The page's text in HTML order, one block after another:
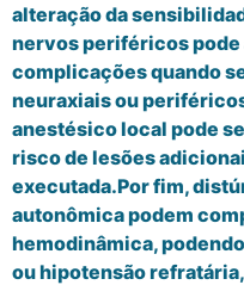
alteração da
nervos periféricos pode
complicações quando
neuraxiais ou
anestésico local pode
risco de lesões
executada.Por fim,
autonômica podem
hemodinâmica,
ou hipotensão